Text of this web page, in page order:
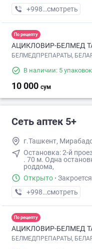
+998 (90) XXX-XX-XX
смотреть
По рецепту
АЦИКЛОВИР-БЕЛМЕД
БЕЛМЕДПРЕПАРАТЫ,
В наличии: 5 упаковок
10 000 сум
Сеть аптек 5+
г.Ташкент,
Остановка: 2-й
. 70 м. Одна
роддома,
Открыто ·
+998 (99) XXX-XX-XX
смотреть
По рецепту
АЦИКЛОВИР-БЕЛМЕД
БЕЛМЕДПРЕПАРАТЫ,